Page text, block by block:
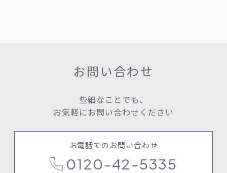
お問い合わせ
些細なことでも、
お気軽にお問い合わせください
お電話でのお問い合わせ
0120-42-5335